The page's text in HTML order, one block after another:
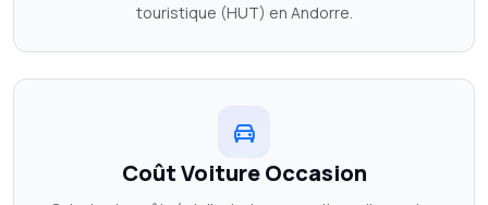
touristique (HUT) en Andorre.
Coût Voiture Occasion